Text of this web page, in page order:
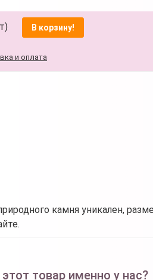
В корзину!
и оплата
камня уникален,
товар именно у нас?